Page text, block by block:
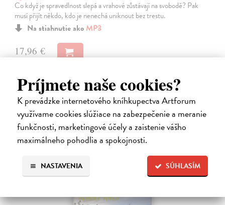
Príjmete naše cookies?
K prevádzke internetového kníhkupectva Artforum
využívame cookies slúžiace na zabezpečenie a meranie
funkčnosti, marketingové účely a zaistenie vášho
maximálneho pohodlia a spokojnosti.
SÚHLASÍM
NASTAVENIA
Co když je spravedlnost slepá a vrahové zůstávají na svobodě? Pak
musí přijít někdo, kdo je nenechá uniknout bez trestu.
Na stiahnutie ako MP3
17,96 €
E-AUDIO